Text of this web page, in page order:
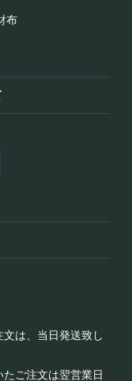
布
は、当日発送致し
ご注文は翌営業日